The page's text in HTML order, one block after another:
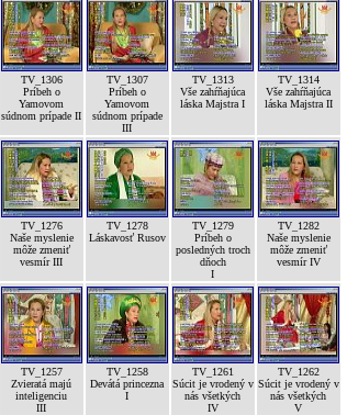
TV_1306
Príbeh o
Yamovom
súdnom prípade II
TV_1307
Príbeh o
Yamovom
súdnom prípade
III
TV_1313
Vše zahŕňajúca
láska Majstra I
TV_1314
Vše zahŕňajúca
láska Majstra II
TV_1276
Naše myslenie
môže zmeniť
vesmír III
TV_1278
Láskavosť Rusov
TV_1279
Príbeh o
posledných troch
dňoch
I
TV_1282
Naše myslenie
môže zmeniť
vesmír IV
TV_1257
Zvieratá majú
inteligenciu
III
TV_1258
Devátá princezna
I
TV_1261
Súcit je vrodený v
nás všetkých
IV
TV_1262
Súcit je vrodený v
nás všetkých
V